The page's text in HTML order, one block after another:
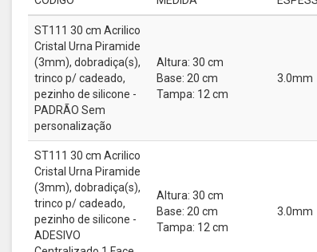
ST111 30 cm Acrilico
Cristal Urna Piramide
(3mm), dobradiça(s),
trinco p/ cadeado,
pezinho de silicone -
PADRÃO Sem
personalização
Altura: 30 cm
Base: 20 cm
Tampa: 12 cm
3.0mm
ST111 30 cm Acrilico
Cristal Urna Piramide
(3mm), dobradiça(s),
trinco p/ cadeado,
pezinho de silicone -
ADESIVO
Altura: 30 cm
Base: 20 cm
Tampa: 12 cm
3.0mm